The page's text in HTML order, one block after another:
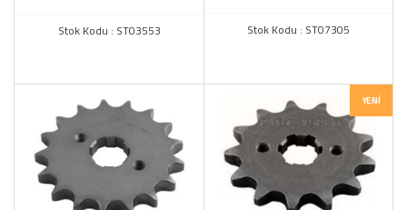
Stok Kodu : ST03553 Stok Kodu : ST07305
YENI